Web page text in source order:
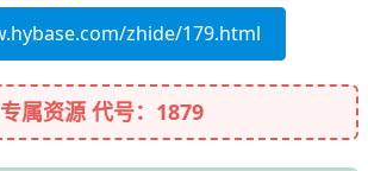
zhide/179.html
专属资源 代号：1879